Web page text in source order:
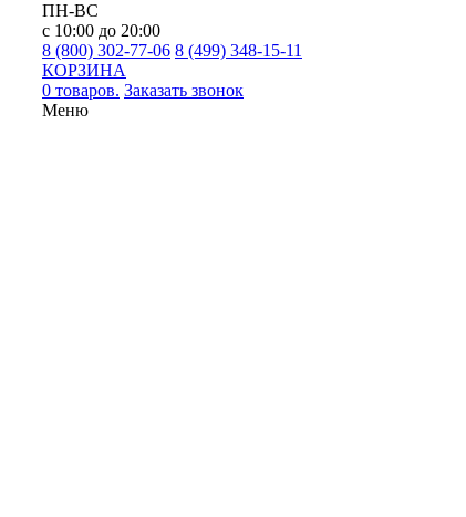
ПН-ВС
с 10:00 до 20:00
8 (800) 302-77-06 8 (499) 348-15-11
КОРЗИНА
0 товаров. Заказать звонок
Меню